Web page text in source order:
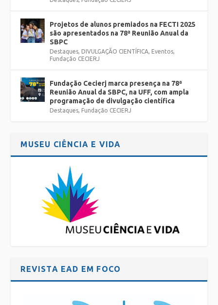
Projetos de alunos premiados na FECTI 2025
são apresentados na 78ª Reunião Anual da
SBPC
Destaques, DIVULGAÇÃO CIENTÍFICA, Eventos,
Fundação CECIERJ
Fundação Cecierj marca presença na 78ª
Reunião Anual da SBPC, na UFF, com ampla
programação de divulgação científica
Destaques, Fundação CECIERJ
MUSEU CIÊNCIA E VIDA
REVISTA EAD EM FOCO